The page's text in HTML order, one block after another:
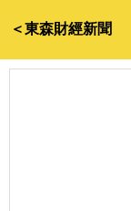
＜東森財經新聞